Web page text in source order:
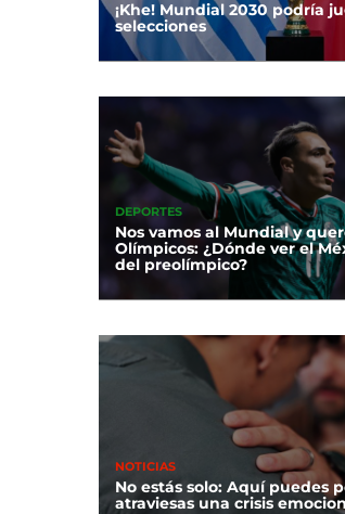
¡Khe! Mundial 2030 podría
selecciones
DEPORTES
Nos vamos al Mundial y
Olímpicos: ¿Dónde ver el
del preolímpico?
NOTICIAS
No estás solo: Aquí puedes
atraviesas una crisis